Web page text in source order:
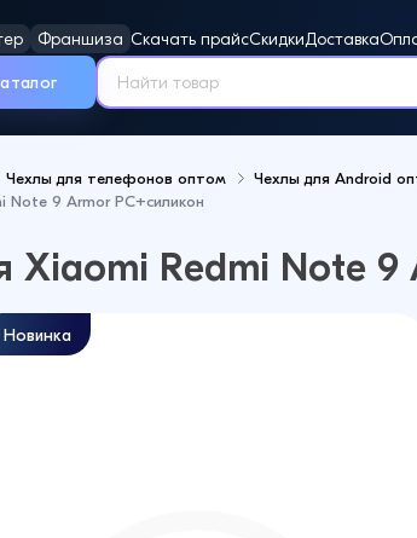
Франшиза Скачать прайсСкидкиДоставка
Чехлы для телефонов оптом Чехлы для Android
Note 9 Armor PC+силикон
Xiaomi Redmi Note 9
Новинка